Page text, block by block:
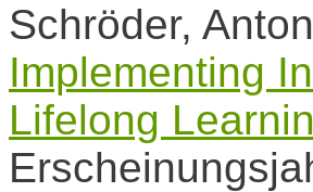
Schröder,
Implementing
Lifelong